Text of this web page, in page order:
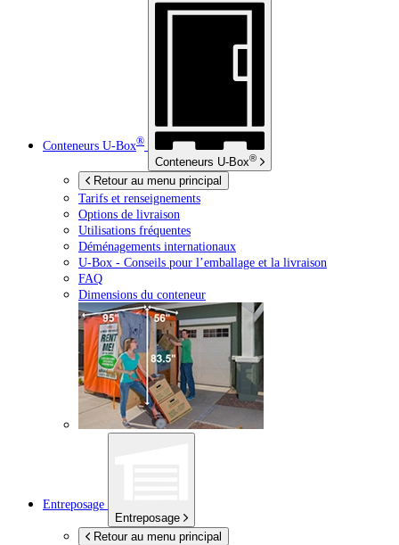
Conteneurs U-Box®
Conteneurs U-Box®
Retour au menu principal
Tarifs et renseignements
Options de livraison
Utilisations fréquentes
Déménagements internationaux
U-Box - Conseils pour l’emballage et la livraison
FAQ
Dimensions du conteneur
Entreposage
Entreposage
Retour au menu principal